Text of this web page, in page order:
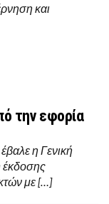
και
την εφορία
η Γενική
με […]